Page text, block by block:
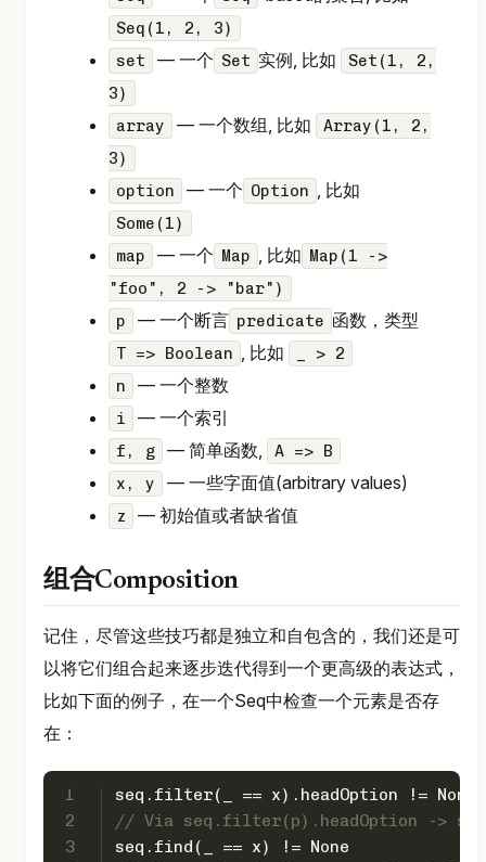
Seq(1, 2, 3)
set
— 一个 Set 实例, 比如
Set(1, 2,
3)
array
— 一个数组, 比如
Array(1, 2,
3)
option
— 一个 Option , 比如
Some(1)
map
— 一个 Map , 比如 Map(1 ->
"foo", 2 -> "bar")
p
— 一个断言 predicate 函数，类型
T => Boolean , 比如
_ > 2
n
— 一个整数
i — 一个索引
f, g — 简单函数,
A => B
x, y
— 一些字面值(arbitrary values)
z — 初始值或者缺省值
组合Composition
记住，尽管这些技巧都是独立和自包含的，我们还是可
以将它们组合起来逐步迭代得到一个更高级的表达式，
比如下面的例子，在一个Seq中检查一个元素是否存
在：
1
2
3
seq.filter(_ == x).headOption !=
None
// Via seq.filter(p).headOption ->
seq.find(_ == x) !=
None